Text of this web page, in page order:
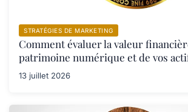
STRATÉGIES DE MARKETING
Comment évaluer la valeur
patrimoine numérique et de vos
13 juillet 2026